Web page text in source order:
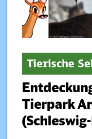
Tierische
Tierpark